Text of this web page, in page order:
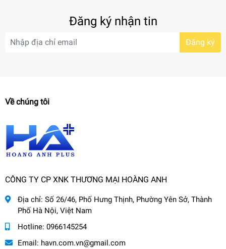
Đăng ký nhận tin
Đăng ký
Về chúng tôi
CÔNG TY CP XNK THƯƠNG MẠI HOÀNG ANH
Địa chỉ: Số 26/46, Phố Hưng Thịnh, Phường Yên Sở, Thành
Phố Hà Nội, Việt Nam
Hotline: 0966145254
Email: havn.com.vn@gmail.com